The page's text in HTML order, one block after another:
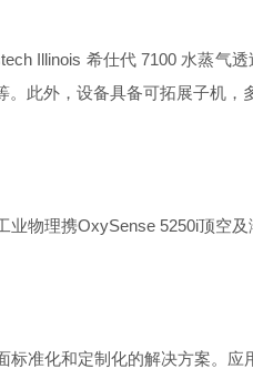
Illinois 希仕代 7100 水蒸气
此外，设备具备可拓展子机，
业物理携OxySense 5250i顶空
标准化和定制化的解决方案。